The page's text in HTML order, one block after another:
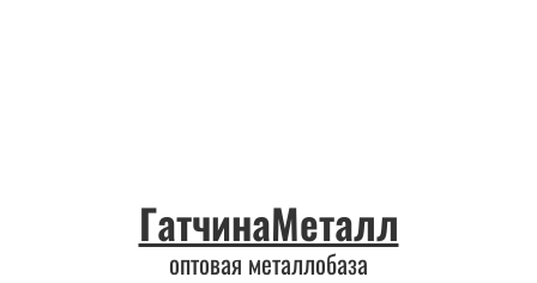
ГатчинаМеталл
оптовая металлобаза